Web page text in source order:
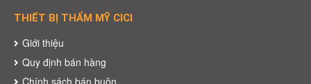
THIẾT BỊ THẨM MỸ CICI
Giới thiệu
Quy định bán hàng
Chính sách bán buôn